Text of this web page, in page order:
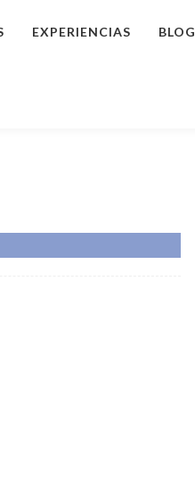
EXPERIENCIAS BLOG